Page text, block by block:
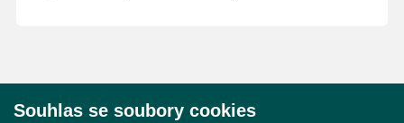
Souhlas se soubory cookies